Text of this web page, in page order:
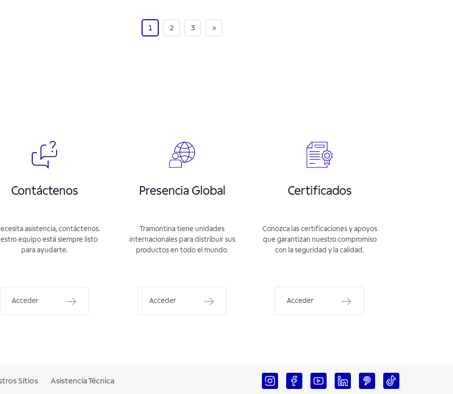
1 2 3 »
Contáctenos
asistencia, contáctenos.
equipo está siempre listo
para ayudarte.
Acceder
Presencia Global
Tramontina tiene unidades
internacionales para distribuir sus
productos en todo el mundo.
Acceder
Certificados
Conozca las certificaciones y apoyos
que garantizan nuestro compromiso
con la seguridad y la calidad.
Acceder
Sítios Asistencia Técnica